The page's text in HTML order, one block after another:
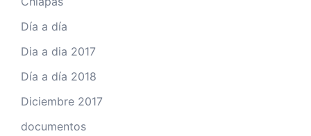
Día a día
Dia a dia 2017
Día a día 2018
Diciembre 2017
documentos